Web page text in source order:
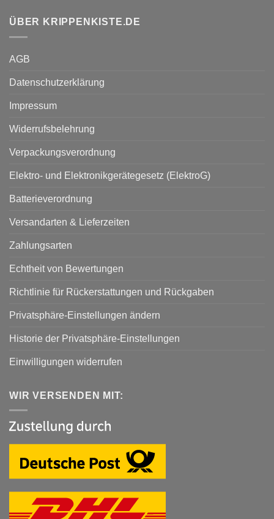
ÜBER KRIPPENKISTE.DE
AGB
Datenschutzerklärung
Impressum
Widerrufsbelehrung
Verpackungsverordnung
Elektro- und Elektronikgerätegesetz (ElektroG)
Batterieverordnung
Versandarten & Lieferzeiten
Zahlungsarten
Echtheit von Bewertungen
Richtlinie für Rückerstattungen und Rückgaben
Privatsphäre-Einstellungen ändern
Historie der Privatsphäre-Einstellungen
Einwilligungen widerrufen
WIR VERSENDEN MIT: